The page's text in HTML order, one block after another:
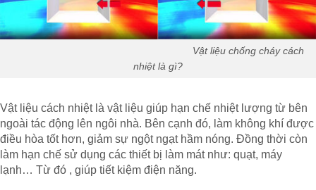
Vật liệu chống cháy cách
nhiệt là gì?
Vật liệu cách nhiệt là vật liệu giúp hạn chế nhiệt lượng từ bên
ngoài tác động lên ngôi nhà. Bên cạnh đó, làm không khí được
điều hòa tốt hơn, giảm sự ngột ngạt hầm nóng. Đồng thời còn
làm hạn chế sử dụng các thiết bị làm mát như: quạt, máy
lạnh… Từ đó , giúp tiết kiệm điện năng.